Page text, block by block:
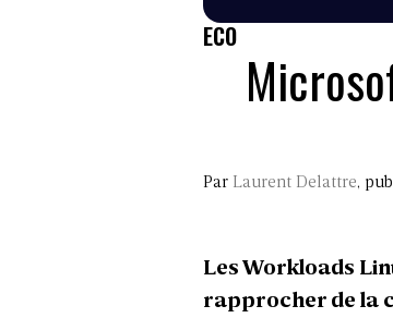
ECO
Par Laurent Delattre,
Les Workloads
rapprocher de la